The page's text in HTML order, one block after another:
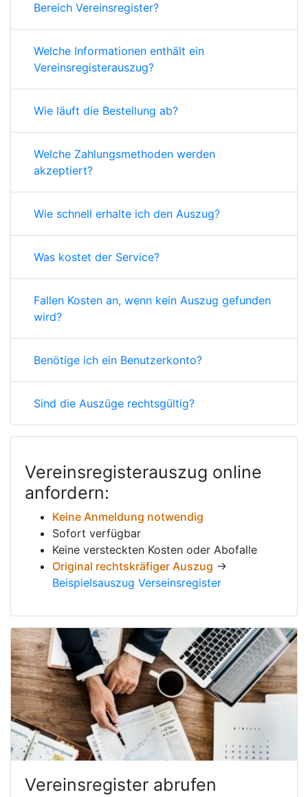
Bereich Vereinsregister?
Welche Informationen enthält ein
Vereinsregisterauszug?
Wie läuft die Bestellung ab?
Welche Zahlungsmethoden werden
akzeptiert?
Wie schnell erhalte ich den Auszug?
Was kostet der Service?
Fallen Kosten an, wenn kein Auszug gefunden
wird?
Benötige ich ein Benutzerkonto?
Sind die Auszüge rechtsgültig?
Vereinsregisterauszug online
anfordern:
Keine Anmeldung notwendig
Sofort verfügbar
Keine versteckten Kosten oder Abofalle
Original rechtskräfiger Auszug →
Beispielsauszug Verseinsregister
Vereinsregister abrufen